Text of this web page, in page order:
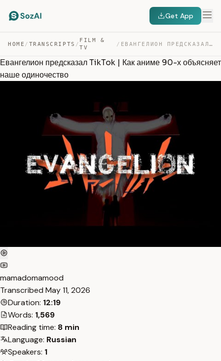
Get App
HOME / TRANSCRIPTS /
FILM &
TV
/ ЕВАНГЕЛИОН ПРЕДСКАЗАЛ TIKTOK | КАК АНИМЕ 90-Х ОБЪЯСНЯЕТ… — TRANSCRIPT
Евангелион предсказал TikTok | Как аниме 90-х объясняет
наше одиночество
mamadomamood
Transcribed May 11, 2026
Duration: 12:19
Words: 1,569
Reading time: 8 min
Language: Russian
Speakers: 1